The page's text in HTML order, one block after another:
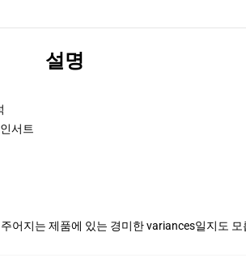
설명
서트
어지는 제품에 있는 경미한 variances일지도